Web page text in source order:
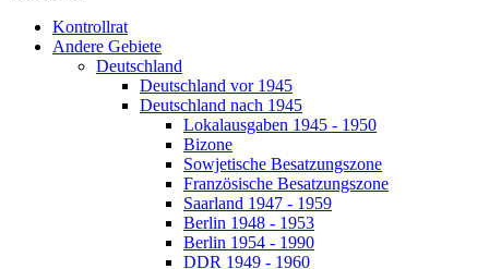
Kontrollrat
Andere Gebiete
Deutschland
Deutschland vor 1945
Deutschland nach 1945
Lokalausgaben 1945 - 1950
Bizone
Sowjetische Besatzungszone
Französische Besatzungszone
Saarland 1947 - 1959
Berlin 1948 - 1953
Berlin 1954 - 1990
DDR 1949 - 1960